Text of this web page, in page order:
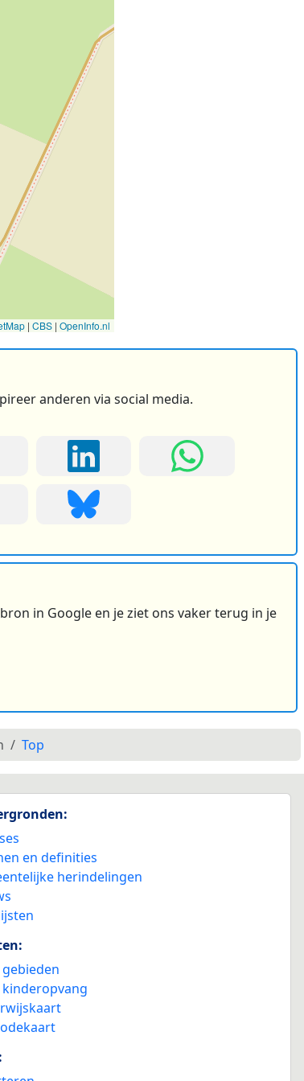
| CBS | OpenInfo.nl
anderen via social media.
in Google en je ziet ons vaker terug in je
Top
en definities
herindelingen
kinderopvang